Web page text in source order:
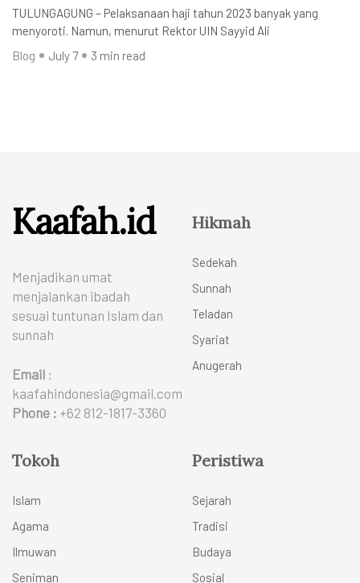
TULUNGAGUNG – Pelaksanaan haji tahun 2023 banyak yang
menyoroti. Namun, menurut Rektor UIN Sayyid Ali
Blog
July 7 3 min read
Kaafah.id
Menjadikan umat
menjalankan ibadah
sesuai tuntunan Islam dan
sunnah
Email :
kaafahindonesia@gmail.com
Phone : +62 812-1817-3360
Hikmah
Sedekah
Sunnah
Teladan
Syariat
Anugerah
Tokoh
Islam
Agama
Ilmuwan
Seniman
Peristiwa
Sejarah
Tradisi
Budaya
Sosial